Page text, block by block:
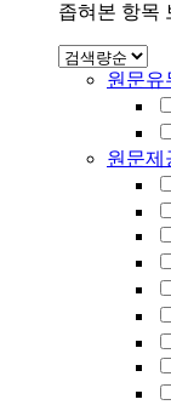
좁혀본 항목
원문유
원문제